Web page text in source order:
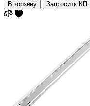
В корзину Запросить КП